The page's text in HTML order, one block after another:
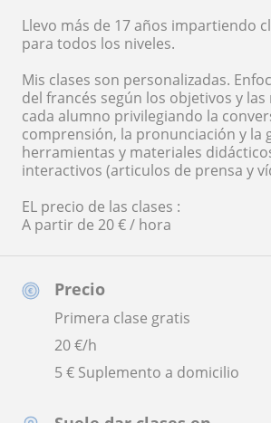
Precio
Primera clase gratis
20€/h
5 € Suplemento a domicilio
Llevo más de 17 años impartiendo
para todos los niveles.
Mis clases son personalizadas.
del francés según los objetivos y las
cada alumno privilegiando la
comprensión, la pronunciación y la
herramientas y materiales
interactivos (articulos de prensa y
EL precio de las clases :
A partir de 20 € / hora